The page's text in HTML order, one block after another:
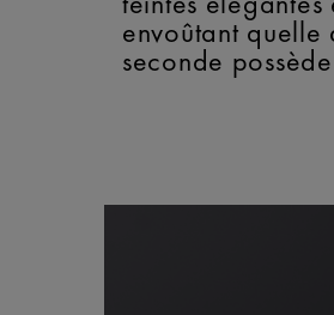
envoûtant quelle
seconde